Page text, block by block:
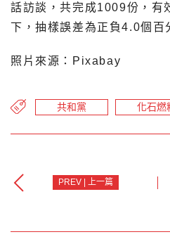
話訪談，共完成1009份，有
下，抽樣誤差為正負4.0個百
照片來源：Pixabay
共和黨 化石燃
PREV | 上一篇